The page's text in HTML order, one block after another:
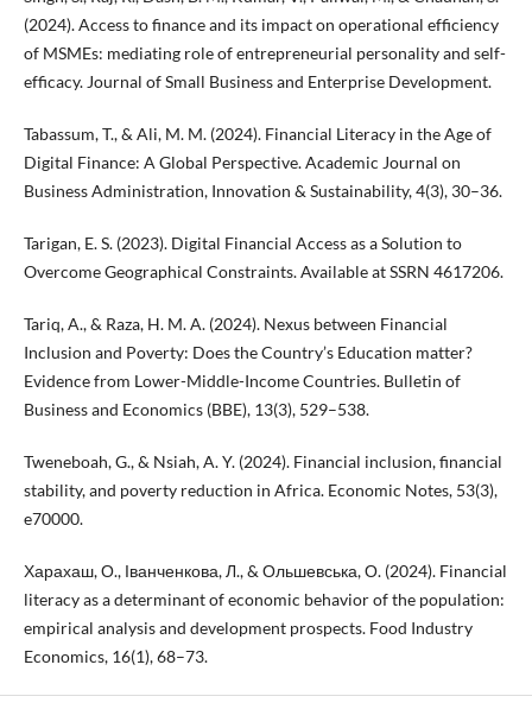
(2024). Access to finance and its impact on operational efficiency
of MSMEs: mediating role of entrepreneurial personality and self-
efficacy. Journal of Small Business and Enterprise Development.
Tabassum, T., & Ali, M. M. (2024). Financial Literacy in the Age of
Digital Finance: A Global Perspective. Academic Journal on
Business Administration, Innovation & Sustainability, 4(3), 30–36.
Tarigan, E. S. (2023). Digital Financial Access as a Solution to
Overcome Geographical Constraints. Available at SSRN 4617206.
Tariq, A., & Raza, H. M. A. (2024). Nexus between Financial
Inclusion and Poverty: Does the Country’s Education matter?
Evidence from Lower-Middle-Income Countries. Bulletin of
Business and Economics (BBE), 13(3), 529–538.
Tweneboah, G., & Nsiah, A. Y. (2024). Financial inclusion, financial
stability, and poverty reduction in Africa. Economic Notes, 53(3),
e70000.
Харахаш, О., Іванченкова, Л., & Ольшевська, О. (2024). Financial
literacy as a determinant of economic behavior of the population:
empirical analysis and development prospects. Food Industry
Economics, 16(1), 68–73.